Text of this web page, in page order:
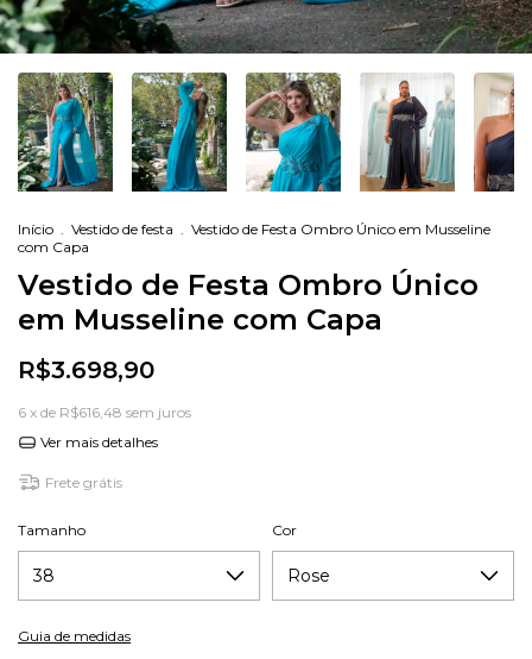
Início . Vestido de festa . Vestido de Festa Ombro Único em Musseline
com Capa
Vestido de Festa Ombro Único
em Musseline com Capa
R$3.698,90
6 x de R$616,48 sem juros
Ver mais detalhes
Frete grátis
Tamanho Cor
Guia de medidas